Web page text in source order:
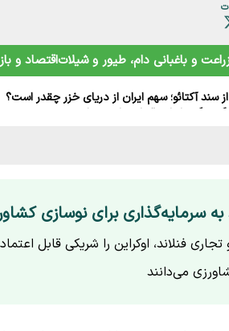
و باغبانی دام، طیور و شیلاتاقتصاد و
فعلی نتیجه جنگ است یا بی‌تدبیری؟ پاسخ صریح
را غافلگیر می‌کند!
از سند آکتائو؛ سهم ایران از دریای خزر چقدر است؟
ایران؛ قربانی رانت دولتی و تحریم
مذاکره می‌گوید؟ روایت مبهم از پشت‌پرده
به سرمایه‌گذاری برای نوسازی
فنلاند، اوکراین را شریکی قابل
می‌دانند